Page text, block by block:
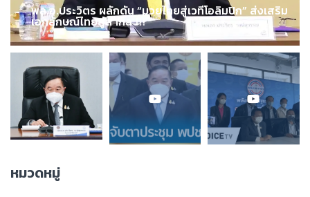
พล.อ.ประวิตร ผลักดัน “มวยไทยสู่เวทีโอลิมปิก” ส่งเสริม
เอกลักษณ์ไทยสู่สากล !!!
หมวดหมู่